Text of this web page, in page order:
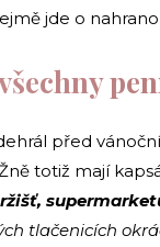
jde o
před
totiž mají
tlačenicích